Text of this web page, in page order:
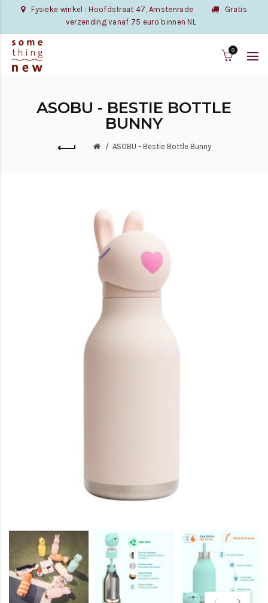
Fysieke winkel : Hoofdstraat 47, Amstenrade
Gratis
verzending vanaf 75 euro binnen NL
0
ASOBU - BESTIE BOTTLE
BUNNY
ASOBU - Bestie Bottle Bunny